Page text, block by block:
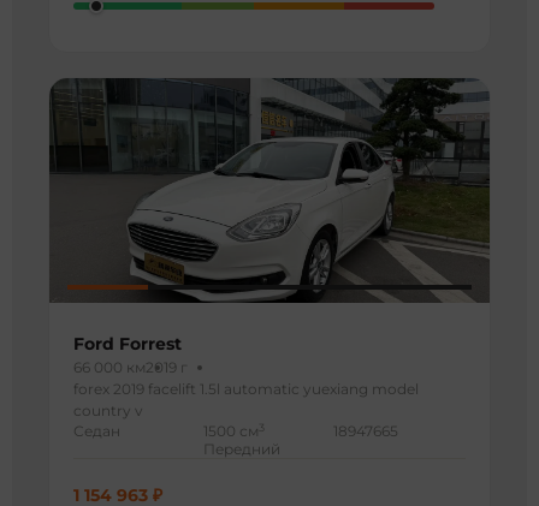
Ford Forrest
66 000 км2019 г
forex 2019 facelift 1.5l automatic yuexiang model
country v
Седан
1500 см 3
Передний
18947665
1 154 963 ₽